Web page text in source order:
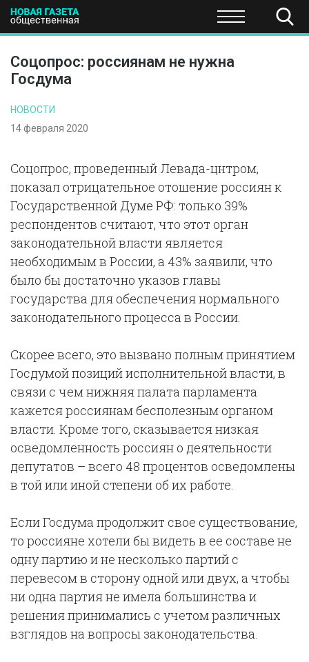
ПОЛИТИКА ЭКОНОМИКА НАУКА И
Соцопрос: россиянам не нужна
Госдума
НОВОСТИ
14 февраля 2020
Соцопрос, проведенный Левада-цнтром,
показал отрицательное отошение россиян к
Государственной Думе РФ: только 39%
респондентов считают, что этот орган
законодательной власти является
необходимым в России, а 43% заявили, что
было бы достаточно указов главы
государства для обеспечения нормального
законодательного процесса в России.
Скорее всего, это вызвано полным принятием
Госдумой позиций исполнительной власти, в
связи с чем нижняя палата парламента
кажется россиянам бесполезным органом
власти. Кроме того, сказывается низкая
осведомленность россиян о деятельности
депутатов – всего 48 процентов осведомлены
в той или иной степени об их работе.
Если Госдума продолжит свое существование,
то россияне хотели бы видеть в ее составе не
одну партию и не несколько партий с
перевесом в сторону одной или двух, а чтобы
ни одна партия не имела большинства и
решения принимались с учетом различных
взглядов на вопросы законодательства.